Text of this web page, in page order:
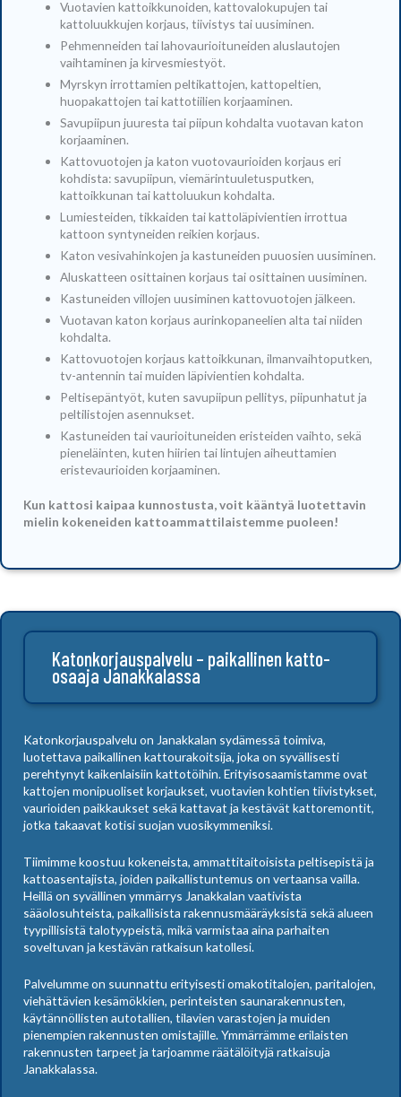
Vuotavien kattoikkunoiden, kattovalokupujen tai
kattoluukkujen korjaus, tiivistys tai uusiminen.
Pehmenneiden tai lahovaurioituneiden aluslautojen
vaihtaminen ja kirvesmiestyöt.
Myrskyn irrottamien peltikattojen, kattopeltien,
huopakattojen tai kattotiilien korjaaminen.
Savupiipun juuresta tai piipun kohdalta vuotavan katon
korjaaminen.
Kattovuotojen ja katon vuotovaurioiden korjaus eri
kohdista: savupiipun, viemärintuuletusputken,
kattoikkunan tai kattoluukun kohdalta.
Lumiesteiden, tikkaiden tai kattoläpivientien irrottua
kattoon syntyneiden reikien korjaus.
Katon vesivahinkojen ja kastuneiden puuosien uusiminen.
Aluskatteen osittainen korjaus tai osittainen uusiminen.
Kastuneiden villojen uusiminen kattovuotojen jälkeen.
Vuotavan katon korjaus aurinkopaneelien alta tai niiden
kohdalta.
Kattovuotojen korjaus kattoikkunan, ilmanvaihtoputken,
tv-antennin tai muiden läpivientien kohdalta.
Peltisepäntyöt, kuten savupiipun pellitys, piipunhatut ja
peltilistojen asennukset.
Kastuneiden tai vaurioituneiden eristeiden vaihto, sekä
pieneläinten, kuten hiirien tai lintujen aiheuttamien
eristevaurioiden korjaaminen.
Kun kattosi kaipaa kunnostusta, voit kääntyä luotettavin
mielin kokeneiden kattoammattilaistemme puoleen!
Katonkorjauspalvelu – paikallinen katto-
osaaja Janakkalassa
Katonkorjauspalvelu on Janakkalan sydämessä toimiva,
luotettava paikallinen kattourakoitsija, joka on syvällisesti
perehtynyt kaikenlaisiin kattotöihin. Erityisosaamistamme ovat
kattojen monipuoliset korjaukset, vuotavien kohtien tiivistykset,
vaurioiden paikkaukset sekä kattavat ja kestävät kattoremontit,
jotka takaavat kotisi suojan vuosikymmeniksi.
Tiimimme koostuu kokeneista, ammattitaitoisista peltisepistä ja
kattoasentajista, joiden paikallistuntemus on vertaansa vailla.
Heillä on syvällinen ymmärrys Janakkalan vaativista
sääolosuhteista, paikallisista rakennusmääräyksistä sekä alueen
tyypillisistä talotyypeistä, mikä varmistaa aina parhaiten
soveltuvan ja kestävän ratkaisun katollesi.
Palvelumme on suunnattu erityisesti omakotitalojen, paritalojen,
viehättävien kesämökkien, perinteisten saunarakennusten,
käytännöllisten autotallien, tilavien varastojen ja muiden
pienempien rakennusten omistajille. Ymmärrämme erilaisten
rakennusten tarpeet ja tarjoamme räätälöityjä ratkaisuja
Janakkalassa.